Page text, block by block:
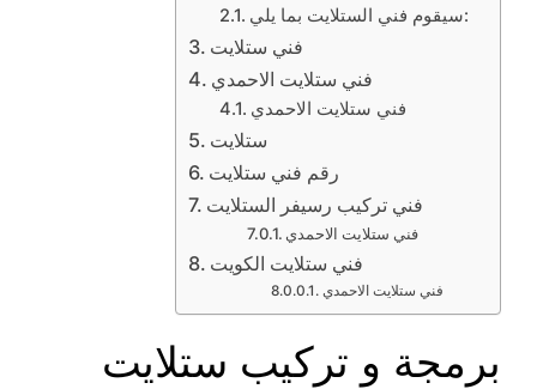
سيقوم فني الستلايت بما يلي:
فني ستلايت
فني ستلايت الاحمدي
فني ستلايت الاحمدي
ستلايت
رقم فني ستلايت
فني تركيب رسيفر الستلايت
فني ستلايت الاحمدي
فني ستلايت الكويت
فني ستلايت الاحمدي
برمجة و تركيب ستلايت